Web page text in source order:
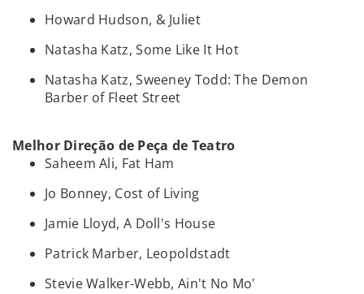
Howard Hudson, & Juliet
Natasha Katz, Some Like It Hot
Natasha Katz, Sweeney Todd: The Demon
Barber of Fleet Street
Melhor Direção de Peça de Teatro
Saheem Ali, Fat Ham
Jo Bonney, Cost of Living
Jamie Lloyd, A Doll's House
Patrick Marber, Leopoldstadt
Stevie Walker-Webb, Ain't No Mo'